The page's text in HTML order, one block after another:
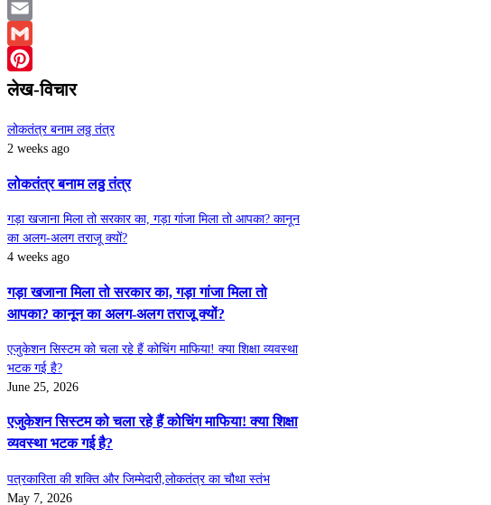
Twitter
Email
Gmail
Pinterest
लेख-विचार
लोकतंत्र बनाम लठ्ठ तंत्र
2 weeks ago
लोकतंत्र बनाम लठ्ठ तंत्र
गड़ा खजाना मिला तो सरकार का, गड़ा गांजा मिला तो आपका? कानून
का अलग-अलग तराजू क्यों?
4 weeks ago
गड़ा खजाना मिला तो सरकार का, गड़ा गांजा मिला तो
आपका? कानून का अलग-अलग तराजू क्यों?
एजुकेशन सिस्टम को चला रहे हैं कोचिंग माफिया! क्या शिक्षा व्यवस्था
भटक गई है?
June 25, 2026
एजुकेशन सिस्टम को चला रहे हैं कोचिंग माफिया! क्या शिक्षा
व्यवस्था भटक गई है?
पत्रकारिता की शक्ति और जिम्मेदारी,लोकतंत्र का चौथा स्तंभ
May 7, 2026